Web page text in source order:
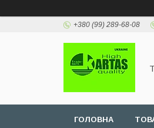
+380 (99) 289-68-08
ГОЛОВНА